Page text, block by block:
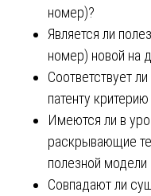
номер)?
Является ли
номер) новой на
Соответствует
патенту
Имеются ли в
раскрывающие
полезной модели
Совпадают ли